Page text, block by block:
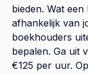
bieden. Wat
afhankelijk van
boekhouders
bepalen. Ga uit
€125 per uur. Op